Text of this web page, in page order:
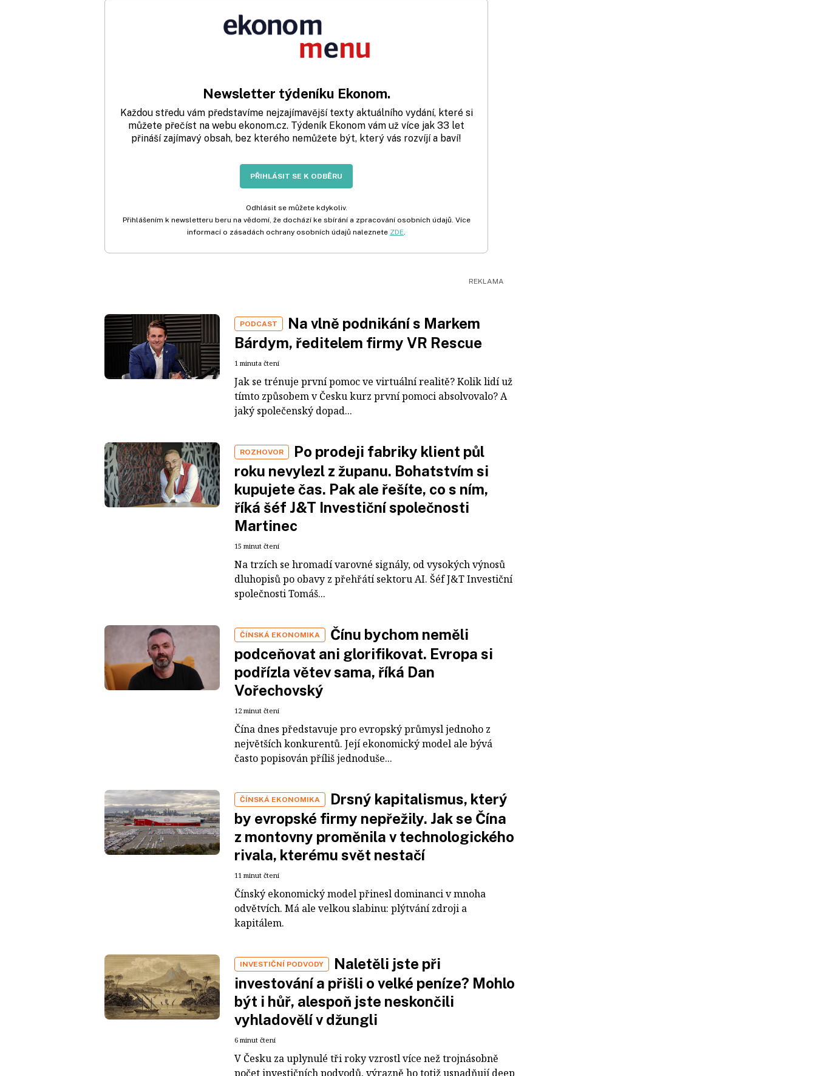
Newsletter týdeníku Ekonom.
Každou středu vám představíme nejzajímavější texty aktuálního vydání, které si
můžete přečíst na webu ekonom.cz. Týdeník Ekonom vám už více jak 33 let
přináší zajímavý obsah, bez kterého nemůžete být, který vás rozvíjí a baví!
PŘIHLÁSIT SE K ODBĚRU
Odhlásit se můžete kdykoliv.
Přihlášením k newsletteru beru na vědomí, že dochází ke sbírání a zpracování osobních údajů. Více
informací o zásadách ochrany osobních údajů naleznete ZDE.
PODCAST
Na vlně podnikání s Markem
Bárdym, ředitelem firmy VR Rescue
1 minuta čtení
Jak se trénuje první pomoc ve virtuální realitě? Kolik lidí už
tímto způsobem v Česku kurz první pomoci absolvovalo? A
jaký společenský dopad...
ROZHOVOR
Po prodeji fabriky klient půl
roku nevylezl z županu. Bohatstvím si
kupujete čas. Pak ale řešíte, co s ním,
říká šéf J&T Investiční společnosti
Martinec
15 minut čtení
Na trzích se hromadí varovné signály, od vysokých výnosů
dluhopisů po obavy z přehřátí sektoru AI. Šéf J&T Investiční
společnosti Tomáš...
ČÍNSKÁ EKONOMIKA
Čínu bychom neměli
podceňovat ani glorifikovat. Evropa si
podřízla větev sama, říká Dan
Vořechovský
12 minut čtení
Čína dnes představuje pro evropský průmysl jednoho z
největších konkurentů. Její ekonomický model ale bývá
často popisován příliš jednoduše...
ČÍNSKÁ EKONOMIKA
Drsný kapitalismus, který
by evropské firmy nepřežily. Jak se Čína
z montovny proměnila v technologického
rivala, kterému svět nestačí
11 minut čtení
Čínský ekonomický model přinesl dominanci v mnoha
odvětvích. Má ale velkou slabinu: plýtvání zdroji a
kapitálem.
INVESTIČNÍ PODVODY
Naletěli jste při
investování a přišli o velké peníze? Mohlo
být i hůř, alespoň jste neskončili
vyhladovělí v džungli
6 minut čtení
V Česku za uplynulé tři roky vzrostl více než trojnásobně
počet investičních podvodů, výrazně ho totiž usnadňují deep